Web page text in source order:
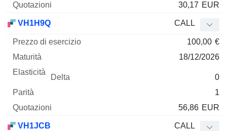
30,17 EUR
VH1H9Q CALL
100,00 €
18/12/2026
0
1
56,86 EUR
VH1JCB CALL